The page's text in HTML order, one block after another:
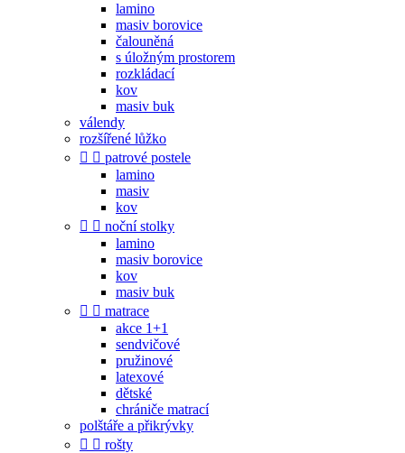
lamino
masiv borovice
čalouněná
s úložným prostorem
rozkládací
kov
masiv buk
válendy
rozšířené lůžko
  patrové postele
lamino
masiv
kov
  noční stolky
lamino
masiv borovice
kov
masiv buk
  matrace
akce 1+1
sendvičové
pružinové
latexové
dětské
chrániče matrací
polštáře a přikrývky
  rošty